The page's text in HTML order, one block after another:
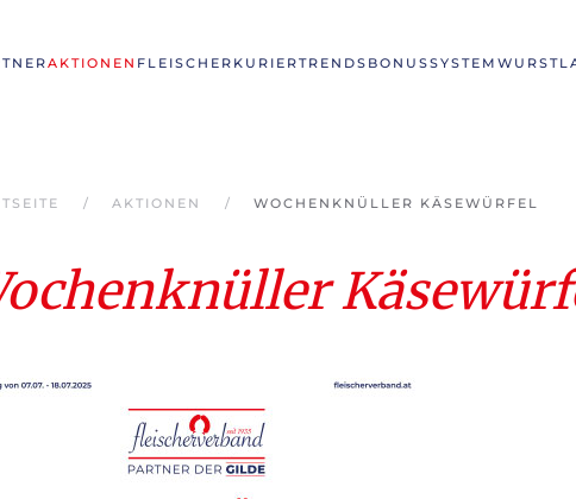
AKTIONEN FLEISCHERKURIERTRENDS BONUSSYSTEM
AKTIONEN WOCHENKNÜLLER KÄSEWÜRFEL